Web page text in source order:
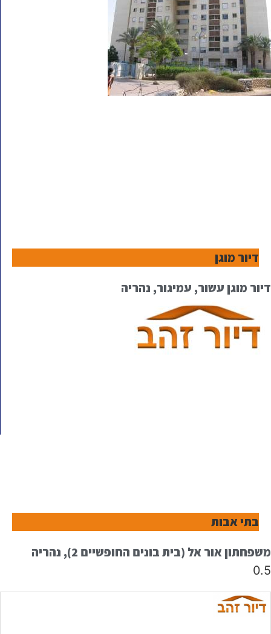
דיור מוגן
דיור מוגן עשור, עמיגור, נהריה
בתי אבות
משפחתון אור אל (בית בונים החופשיים 2), נהריה